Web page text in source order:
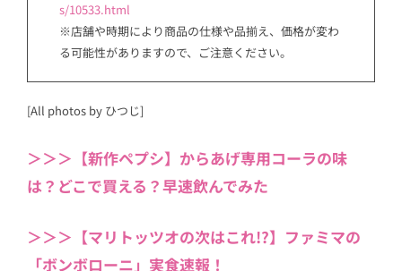
s/10533.html
※店舗や時期により商品の仕様や品揃え、価格が変わ
る可能性がありますので、ご注意ください。
[All photos by ひつじ]
＞＞＞【新作ペプシ】からあげ専用コーラの味
は？どこで買える？早速飲んでみた
＞＞＞【マリトッツオの次はこれ!?】ファミマの
「ボンボローニ」実食速報！